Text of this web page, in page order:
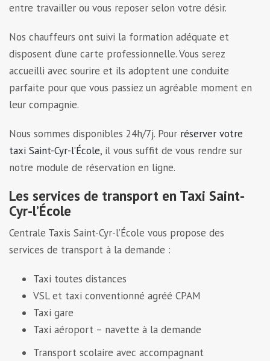
entre travailler ou vous reposer selon votre désir.
Nos chauffeurs ont suivi la formation adéquate et
disposent d’une carte professionnelle. Vous serez
accueilli avec sourire et ils adoptent une conduite
parfaite pour que vous passiez un agréable moment en
leur compagnie.
Nous sommes disponibles 24h/7j. Pour réserver votre
taxi Saint-Cyr-l’École, il vous suffit de vous rendre sur
notre module de réservation en ligne.
Les services de transport en Taxi Saint-
Cyr-l’École
Centrale Taxis Saint-Cyr-l’École vous propose des
services de transport à la demande :
Taxi toutes distances
VSL et taxi conventionné agréé CPAM
Taxi gare
Taxi aéroport – navette à la demande
Transport scolaire avec accompagnant